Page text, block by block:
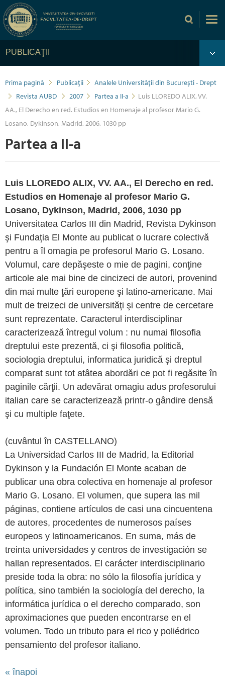
PUBLICAŢII
Prima pagină Publicaţii
Analele Universității din București - Drept
Revista AUBD
2007 Partea a II-a
Luis LLOREDO ALIX, VV.
AA., El Derecho en red. Estudios en Homenaje al profesor Mario G.
Losano, Dykinson, Madrid, 2006, 1030 pp
Partea a II-a
Luis LLOREDO ALIX, VV. AA., El Derecho en red.
Estudios en Homenaje al profesor Mario G.
Losano, Dykinson, Madrid, 2006, 1030 pp
Universitatea Carlos III din Madrid, Revista Dykinson
şi Fundaţia El Monte au publicat o lucrare colectivă
pentru a îl omagia pe profesorul Mario G. Losano.
Volumul, care depăşeste o mie de pagini, conţine
articole ale mai bine de cincizeci de autori, provenind
din mai multe ţări europene şi latino-americane. Mai
mult de treizeci de universităţi şi centre de cercetare
sunt reprezentate. Caracterul interdisciplinar
caracterizează întregul volum : nu numai filosofia
dreptului este prezentă, ci şi filosofia politică,
sociologia dreptului, informatica juridică şi dreptul
comparat sunt tot atâtea abordări ce pot fi regăsite în
paginile cărţii. Un adevărat omagiu adus profesorului
italian care se caracterizează printr-o gândire densă
şi cu multiple faţete.
(cuvântul în CASTELLANO)
La Universidad Carlos III de Madrid, la Editorial
Dykinson y la Fundación El Monte acaban de
publicar una obra colectiva en homenaje al profesor
Mario G. Losano. El volumen, que supera las mil
páginas, contiene artículos de casi una cincuentena
de autores, procedentes de numerosos países
europeos y latinoamericanos. En suma, más de
treinta universidades y centros de investigación se
hallan representados. El carácter interdisciplinario
preside toda la obra: no sólo la filosofía jurídica y
política, sino también la sociología del derecho, la
informática jurídica o el derecho comparado, son
aproximaciones que pueden encontrarse en el
volumen. Todo un tributo para el rico y poliédrico
pensamiento del profesor italiano.
« înapoi